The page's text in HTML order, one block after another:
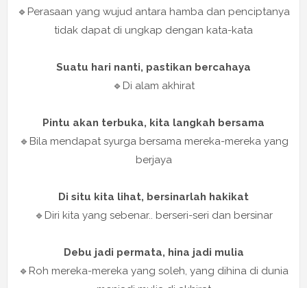
🔹Perasaan yang wujud antara hamba dan penciptanya
tidak dapat di ungkap dengan kata-kata
Suatu hari nanti, pastikan bercahaya
🔹Di alam akhirat
Pintu akan terbuka, kita langkah bersama
🔹Bila mendapat syurga bersama mereka-mereka yang
berjaya
Di situ kita lihat, bersinarlah hakikat
🔹Diri kita yang sebenar.. berseri-seri dan bersinar
Debu jadi permata, hina jadi mulia
🔹Roh mereka-mereka yang soleh, yang dihina di dunia